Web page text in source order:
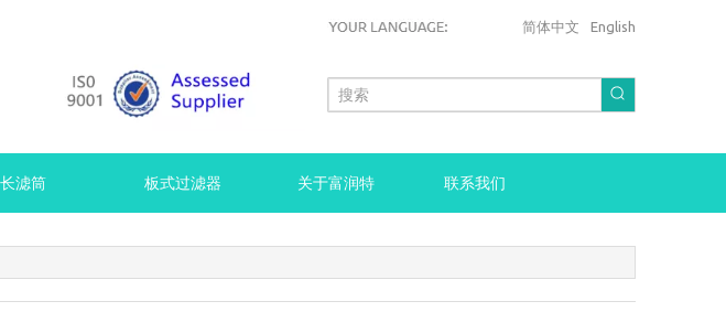
简体中文 English
滤筒 板式过滤器 关于富润特 联系我们